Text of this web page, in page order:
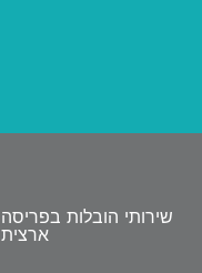
שירותי הובלות בפריסה
ארצית